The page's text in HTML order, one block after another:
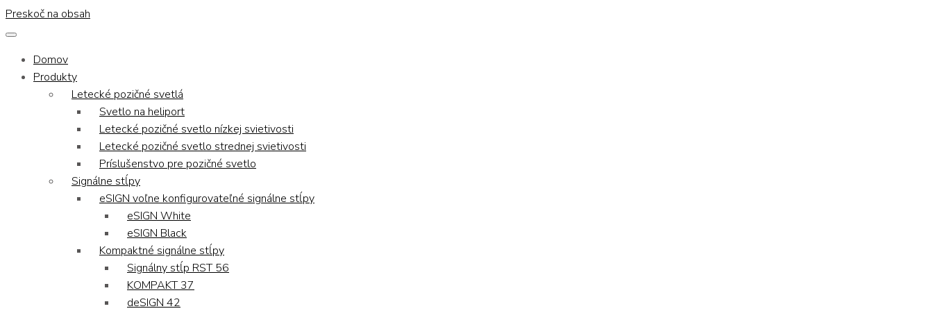
Preskoč na obsah
Domov
Produkty
Letecké pozičné svetlá
Svetlo na heliport
Letecké pozičné svetlo nízkej svietivosti
Letecké pozičné svetlo strednej svietivosti
Príslušenstvo pre pozičné svetlo
Signálne stĺpy
eSIGN voľne konfigurovateľné signálne stĺpy
eSIGN White
eSIGN Black
Kompaktné signálne stĺpy
Signálny stĺp RST 56
KOMPAKT 37
deSIGN 42